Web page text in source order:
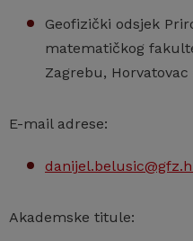
Geofizički odsjek
matematičkog
Zagrebu,
E-mail adrese:
Akademske titule: